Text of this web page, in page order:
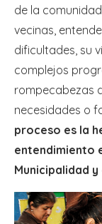
de la
vecinas,
dificultades, su
complejos
rompecabezas
necesidades o
proceso es la
entendimiento
Municipalidad